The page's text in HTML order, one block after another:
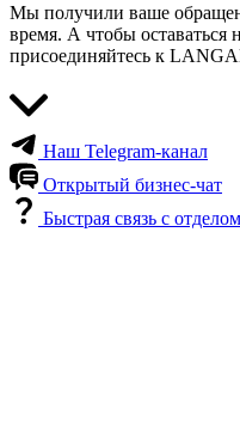
Мы получили ваше
время. А чтобы оставаться
присоединяйтесь к
Наш Telegram-канал
Открытый бизнес-чат
Быстрая связь с